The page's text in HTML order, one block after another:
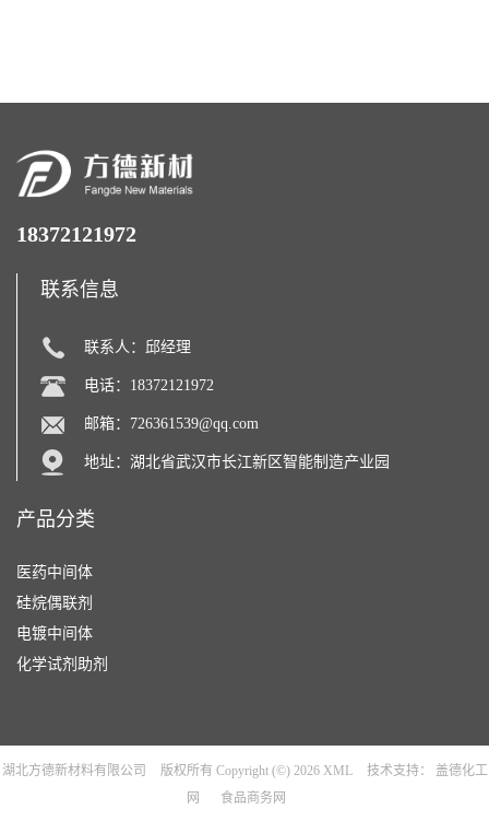
18372121972
联系信息
联系人：邱经理
电话：18372121972
邮箱： 726361539@qq.com
地址：湖北省武汉市长江新区智能制造产业园
产品分类
医药中间体
硅烷偶联剂
电镀中间体
化学试剂助剂
湖北方德新材料有限公司 版权所有 Copyright (©) 2026 XML 技术支持：
盖德化工
网
食品商务网